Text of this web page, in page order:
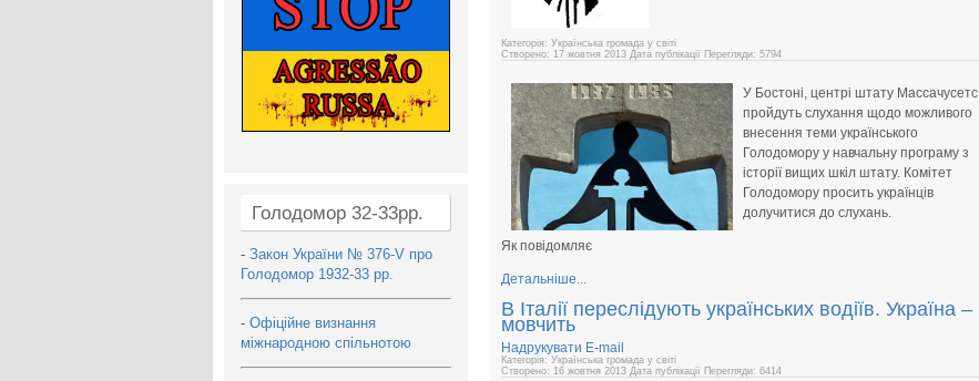
Голодомор 32-33рр.
- Закон України № 376-V про
Голодомор 1932-33 рр.
- Офіційне визнання
міжнародною спільнотою
Категорія: Українська громада у світі
Створено: 17 жовтня 2013 Дата публікації Перегляди: 5794
У Бостоні, центрі штату Массачусетс,
пройдуть слухання щодо можливого
внесення теми українського
Голодомору у навчальну програму з
історії вищих шкіл штату. Комітет
Голодомору просить українців
долучитися до слухань.
Як повідомляє
Детальніше...
В Італії переслідують українських водіїв. Україна –
мовчить
Надрукувати E-mail
Категорія: Українська громада у світі
Створено: 16 жовтня 2013 Дата публікації Перегляди: 6414